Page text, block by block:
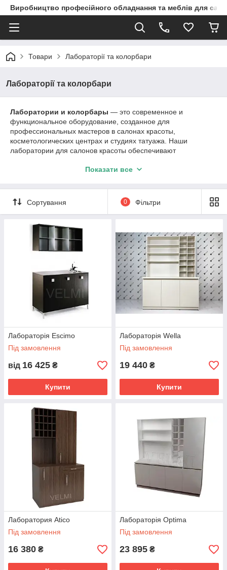
Виробництво професійного обладнання та меблів для
Товари Лабораторії та колорбари
Лабораторії та колорбари
Лаборатории и колорбары — это современное и
функциональное оборудование, созданное для
профессиональных мастеров в салонах красоты,
косметологических центрах и студиях татуажа. Наши
лаборатории для салонов красоты обеспечивают
косметики и инструментов, а колорбары — эффективный
всему необходимому.
Показати все
Сортування 0 Фільтри
Лабораторія Escimo
Під замовлення
від 16 425 ₴
Купити
Лабораторія Wella
Під замовлення
19 440 ₴
Купити
Лаборатория Atico
Під замовлення
16 380 ₴
Лабораторія Optima
Під замовлення
23 895 ₴